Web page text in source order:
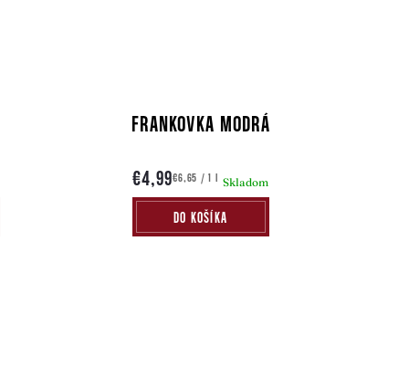
FRANKOVKA MODRÁ
€4,99Jednotková
cena:
€6,65 / 1 l Skladom
DO KOŠÍKA